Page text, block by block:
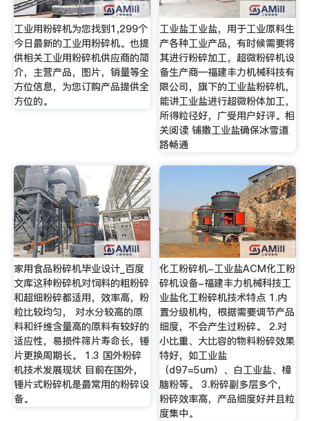
工业用粉碎机为您找到1,299个
今日最新的工业用粉碎机。也提
供相关工业用粉碎机供应商的简
介，主营产品，图片，销量等全
方位信息，为您订购产品提供全
方位的。
工业盐工业盐，用于工业原料生
产各种工业产品，有时候需要将
其进行粉碎加工，超微粉碎机设
备生产商—福建丰力机械科技有
限公司，旗下的工业盐粉碎机，
能讲工业盐进行超微粉体加工，
所得粒径好，广受用户好评。相
关阅读 铺撒工业盐确保冰雪道
路畅通
家用食品粉碎机毕业设计_百度
文库这种粉碎机对饲料的粗粉碎
和超细粉碎都适用，效率高，粉
粒比较均匀， 对水分较高的原
料和纤维含量高的原料有较好的
适应性，易损件筛片寿命长，锤
片更换周期长。 1.3 国外粉碎
机技术发展现状 目前在国外，
锤片式粉碎机是最常用的粉碎设
备。
化工粉碎机-工业盐ACM化工粉
碎机设备-福建丰力机械科技工
业盐化工粉碎机技术特点 1.内
置分级机构，根据需要调节产品
细度，不会产生过粉碎。 2.对
小比重、大比容的物料粉碎效果
特好，如工业盐
（d97=5um）、白工业盐、樟
脑粉等。 3.粉碎副多层多个，
粉碎效率高，产品细度好并且粒
度集中。